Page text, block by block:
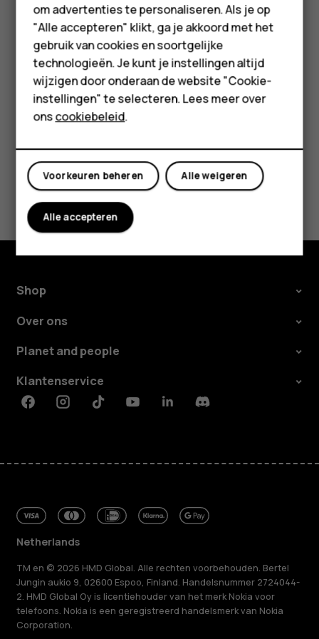
HMD Terra M
Voor bedrijven
Tablets
Shop
Mijn account
Een afspraak verwijderen
Tik op de gebeurtenis.
Tik opmore_vert>Verwijderen .
Was deze informatie nuttig?
Ja Nee
Shop
Over ons
Planet and people
Klantenservice
FacebookInstagramTiktokYoutubeLinkedinDiscord
Netherlands
TM en © 2026 HMD Global. Alle rechten voorbehouden. Bertel
Jungin aukio 9, 02600 Espoo, Finland. Handelsnummer 2724044-
2. HMD Global Oy is licentiehouder van het merk Nokia voor
telefoons. Nokia is een geregistreerd handelsmerk van Nokia
Corporation.
om advertenties te personaliseren. Als je op
"Alle accepteren" klikt, ga je akkoord met het
gebruik van cookies en soortgelijke
technologieën. Je kunt je instellingen altijd
wijzigen door onderaan de website "Cookie-
instellingen" te selecteren. Lees meer over
onscookiebeleid.
Alle weigeren
Voorkeuren beheren
Alle accepteren